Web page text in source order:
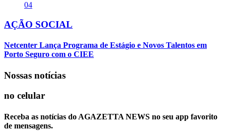
04
AÇÃO SOCIAL
Netcenter Lança Programa de Estágio e Novos Talentos em
Porto Seguro com o CIEE
Nossas notícias
no celular
Receba as notícias do AGAZETTA NEWS no seu app favorito
de mensagens.